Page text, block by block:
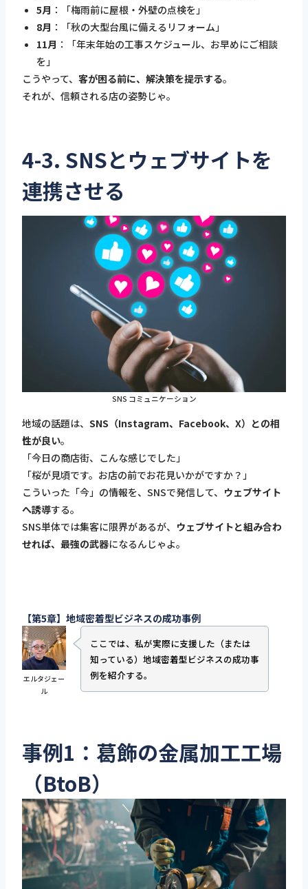
5月 ：「梅雨前に屋根・外壁の点検を」
8月 ：「秋の大型台風に備えるリフォーム」
11月 ：「年末年始の工事スケジュール、お早めにご相談
を」
こうやって、 客が困る前に、解決策を提示する。
それが、信頼される店の姿勢じゃ。
4-3. SNSとウェブサイトを
連携させる
SNS コミュニケーション
地域の話題は、 SNS（Instagram、Facebook、X）との相
性が良い。
「今日の商店街、こんな感じでした」
「桜が見頃です。お店の前でお花見いかがですか？」
こういった「今」の情報を、SNSで発信して、 ウェブサイト
へ誘導する。
SNS単体では集客に限界があるが、 ウェブサイトと組み合わ
せれば、最強の武器になるんじゃよ。
【第5章】地域密着型ビジネスの成功事例
エルタジェー
ル
ここでは、私が実際に支援した（または
知っている）地域密着型ビジネスの成功事
例を紹介する。
事例1：葛飾の金属加工工場
（BtoB）